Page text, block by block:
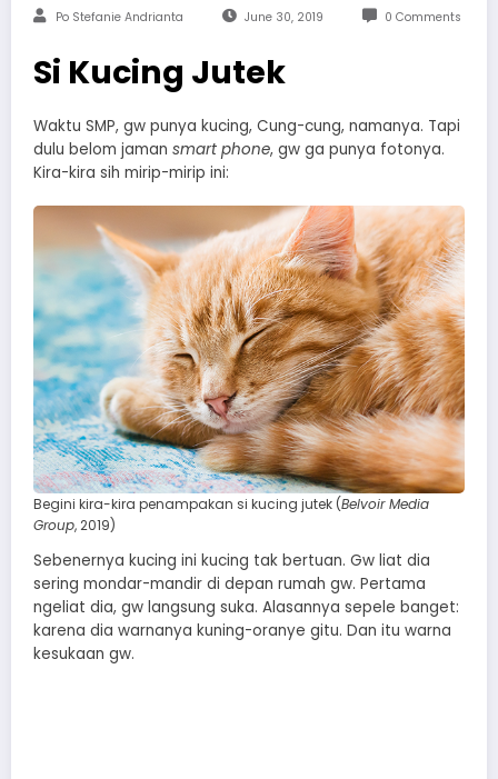
Po Stefanie Andrianta June 30, 2019 0 Comments
Si Kucing Jutek
Waktu SMP, gw punya kucing, Cung-cung, namanya. Tapi
dulu belom jaman smart phone, gw ga punya fotonya.
Kira-kira sih mirip-mirip ini:
Begini kira-kira penampakan si kucing jutek (Belvoir Media
Group, 2019)
Sebenernya kucing ini kucing tak bertuan. Gw liat dia
sering mondar-mandir di depan rumah gw. Pertama
ngeliat dia, gw langsung suka. Alasannya sepele banget:
karena dia warnanya kuning-oranye gitu. Dan itu warna
kesukaan gw.